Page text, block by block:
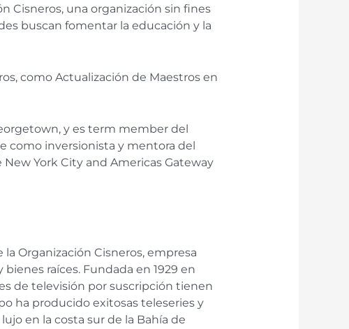
Cisneros, una organización sin fines
buscan fomentar la educación y la
como Actualización de Maestros en
y es term member del
como inversionista y mentora del
York City and Americas Gateway
Organización Cisneros, empresa
raíces. Fundada en 1929 en
de televisión por suscripción tienen
ha producido exitosas teleseries y
en la costa sur de la Bahía de